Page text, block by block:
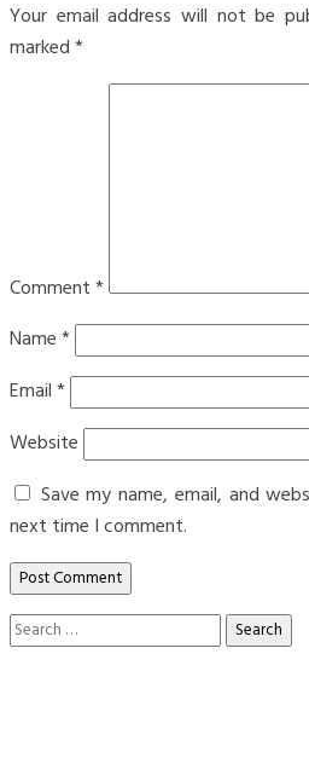
Your email address will not be
marked*
Comment*
Name*
Email*
Website
Save my name, email, and
next time I comment.
Search